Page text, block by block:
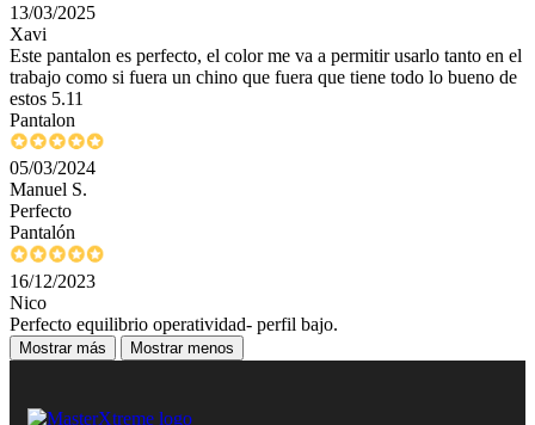
13/03/2025
Xavi
Este pantalon es perfecto, el color me va a permitir usarlo tanto en el
trabajo como si fuera un chino que fuera que tiene todo lo bueno de
estos 5.11
Pantalon
05/03/2024
Manuel S.
Perfecto
Pantalón
16/12/2023
Nico
Perfecto equilibrio operatividad- perfil bajo.
Mostrar más Mostrar menos